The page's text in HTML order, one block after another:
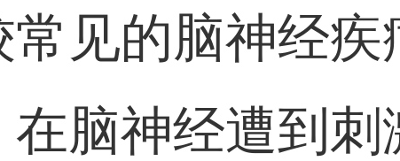
见的脑神经疾
在脑神经遭到